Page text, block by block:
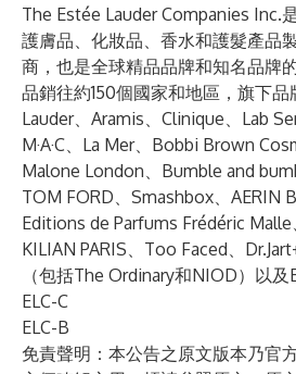
The Estée Lauder Companies Inc.
護膚品、化妝品、香水和護髮產品
商，也是全球精品品牌和知名品牌
品銷往約150個國家和地區，旗下
Lauder、Aramis、Clinique、Lab
M·A·C、La Mer、Bobbi Brown
Malone London、Bumble and
TOM FORD、Smashbox、AERIN
Editions de Parfums Frédéric Malle
KILIAN PARIS、Too Faced、
（包括The Ordinary和NIOD）以及
ELC-C
ELC-B
免責聲明：本公告之原文版本乃官